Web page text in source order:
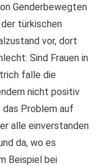
Genderbewegten
türkischen
vor, dort
Sind Frauen in
falle die
nicht positiv
Problem auf
alle einverstanden
da, wo es
Beispiel bei